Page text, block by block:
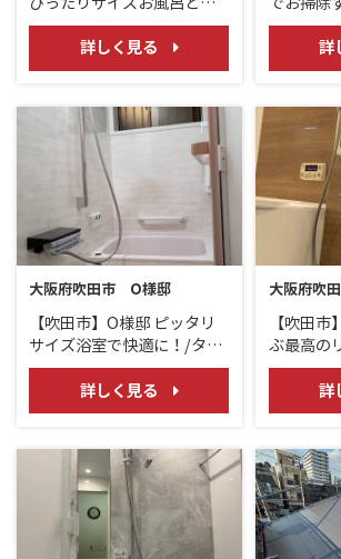
TOTO「ドレーナ」の木目
カウンター！
詳しく見る
アメージ
詳
大阪府吹田市 O様邸
【吹田市】O様邸 ピッタリ
サイズ浴室で快適に！/タカ
ラスタンダード
詳しく見る
大阪府吹
【吹田
ぶ最高の
に！/
V/TOTO
詳